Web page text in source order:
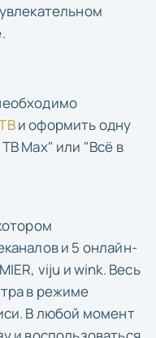
и оформить одну
Max" или "Всё в
и 5 онлайн-
viju и wink. Весь
в режиме
В любой момент